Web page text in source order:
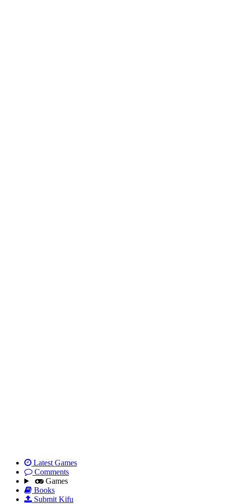
Latest Games
Comments
Games
Books
Submit Kifu